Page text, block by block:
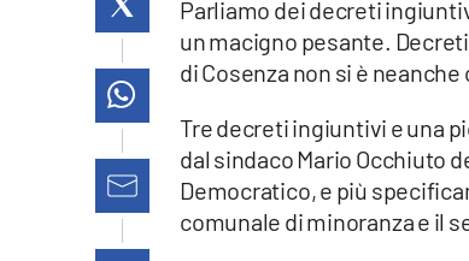
Parliamo dei decreti
un macigno pesante.
di Cosenza non si è
Tre decreti ingiuntivi e una
dal sindaco Mario Occhiuto
Democratico, e più
comunale di minoranza e il